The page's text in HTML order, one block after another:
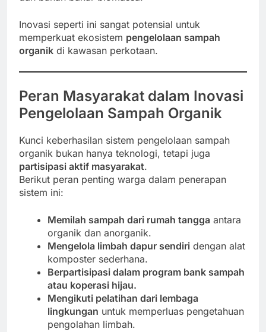
Inovasi seperti ini sangat potensial untuk
memperkuat ekosistem pengelolaan sampah
organik di kawasan perkotaan.
Peran Masyarakat dalam Inovasi
Pengelolaan Sampah Organik
Kunci keberhasilan sistem pengelolaan sampah
organik bukan hanya teknologi, tetapi juga
partisipasi aktif masyarakat.
Berikut peran penting warga dalam penerapan
sistem ini:
Memilah sampah dari rumah tangga antara
organik dan anorganik.
Mengelola limbah dapur sendiri dengan alat
komposter sederhana.
Berpartisipasi dalam program bank sampah
atau koperasi hijau.
Mengikuti pelatihan dari lembaga
lingkungan untuk memperluas pengetahuan
pengolahan limbah.